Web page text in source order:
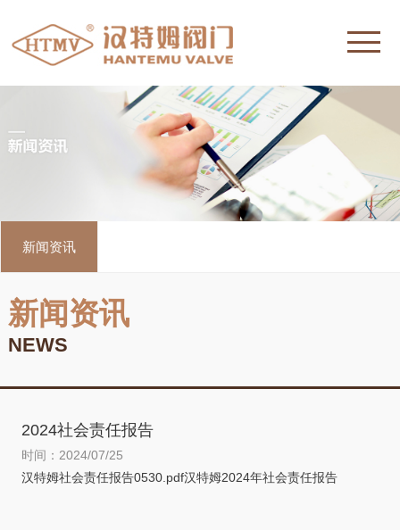
新闻资讯
新闻资讯
NEWS
2024社会责任报告
时间：2024/07/25
汉特姆社会责任报告0530.pdf汉特姆2024年社会责任报告